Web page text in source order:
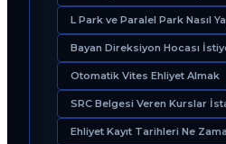
L Park ve Paralel Park Nasıl
Bayan Direksiyon Hocası
Otomatik Vites Ehliyet Almak
SRC Belgesi Veren Kurslar
Ehliyet Kayıt Tarihleri Ne